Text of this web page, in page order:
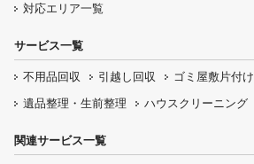
対応エリア一覧
サービス一覧
不用品回収 引越し回収
ゴミ屋敷片付け
遺品整理・生前整理
ハウスクリーニング
関連サービス一覧